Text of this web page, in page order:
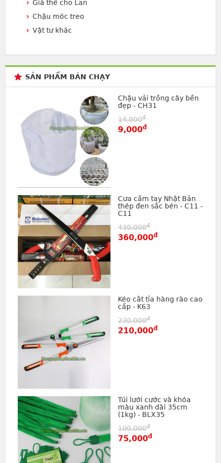
Giá thể cho Lan
Chậu móc treo
Vật tư khác
SẢN PHẨM BÁN CHẠY
Chậu vải trồng cây bền
đẹp - CH31
14,000đ
9,000đ
Cưa cầm tay Nhật Bản
thép đen sắc bén - C11 -
C11
430,000đ
360,000đ
Kéo cắt tỉa hàng rào cao
cấp - K63
230,000đ
210,000đ
Túi lưới cước và khóa
màu xanh dài 35cm
(1kg) - BLX35
100,000đ
75,000đ